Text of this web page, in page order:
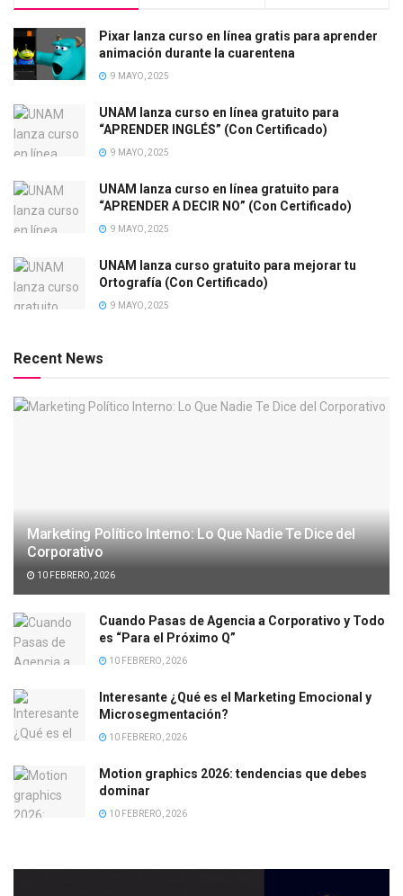
Pixar lanza curso en línea gratis para aprender
animación durante la cuarentena
9 MAYO, 2025
UNAM lanza curso en línea gratuito para
“APRENDER INGLÉS” (Con Certificado)
9 MAYO, 2025
UNAM lanza curso en línea gratuito para
“APRENDER A DECIR NO” (Con Certificado)
9 MAYO, 2025
UNAM lanza curso gratuito para mejorar tu
Ortografía (Con Certificado)
9 MAYO, 2025
Recent News
Marketing Político Interno: Lo Que Nadie Te Dice del
Corporativo
10 FEBRERO, 2026
Cuando Pasas de Agencia a Corporativo y Todo
es “Para el Próximo Q”
10 FEBRERO, 2026
Interesante ¿Qué es el Marketing Emocional y
Microsegmentación?
10 FEBRERO, 2026
Motion graphics 2026: tendencias que debes
dominar
10 FEBRERO, 2026